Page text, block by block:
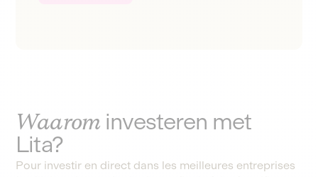
Waarom investeren met
Lita?
Pour investir en direct dans les meilleures entreprises